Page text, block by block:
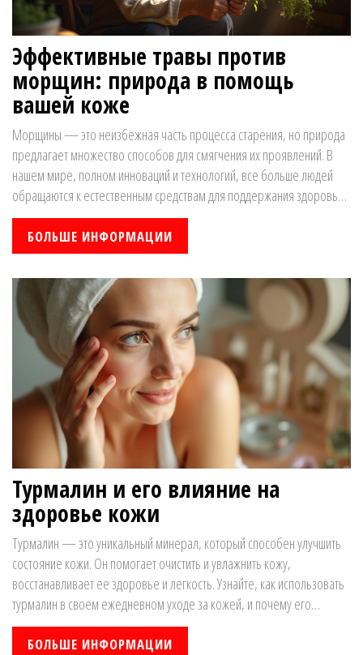
Эффективные травы против
морщин: природа в помощь
вашей коже
Морщины — это неизбежная часть процесса старения, но природа
предлагает множество способов для смягчения их проявлений. В
нашем мире, полном инноваций и технологий, все больше людей
обращаются к естественным средствам для поддержания здоровья
кожи. Это статья расскажет о наиболее эффективных травах,
способствующих разглаживанию морщин, и предложит полезные
советы по их использованию. Откройте для себя секреты
долгожительства и молодости с помощью силы природы.
БОЛЬШЕ ИНФОРМАЦИИ
Турмалин и его влияние на
здоровье кожи
Турмалин — это уникальный минерал, который способен улучшить
состояние кожи. Он помогает очистить и увлажнить кожу,
восстанавливает ее здоровье и легкость. Узнайте, как использовать
турмалин в своем ежедневном уходе за кожей, и почему его
характеристики делают его таким особенным.
БОЛЬШЕ ИНФОРМАЦИИ